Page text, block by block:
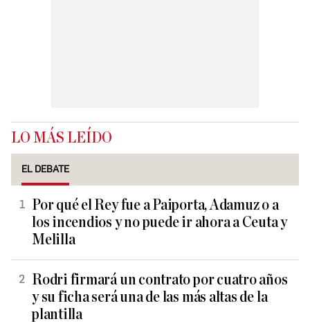
LO MÁS LEÍDO
EL DEBATE
Por qué el Rey fue a Paiporta, Adamuz o a
los incendios y no puede ir ahora a Ceuta y
Melilla
Rodri firmará un contrato por cuatro años
y su ficha será una de las más altas de la
plantilla